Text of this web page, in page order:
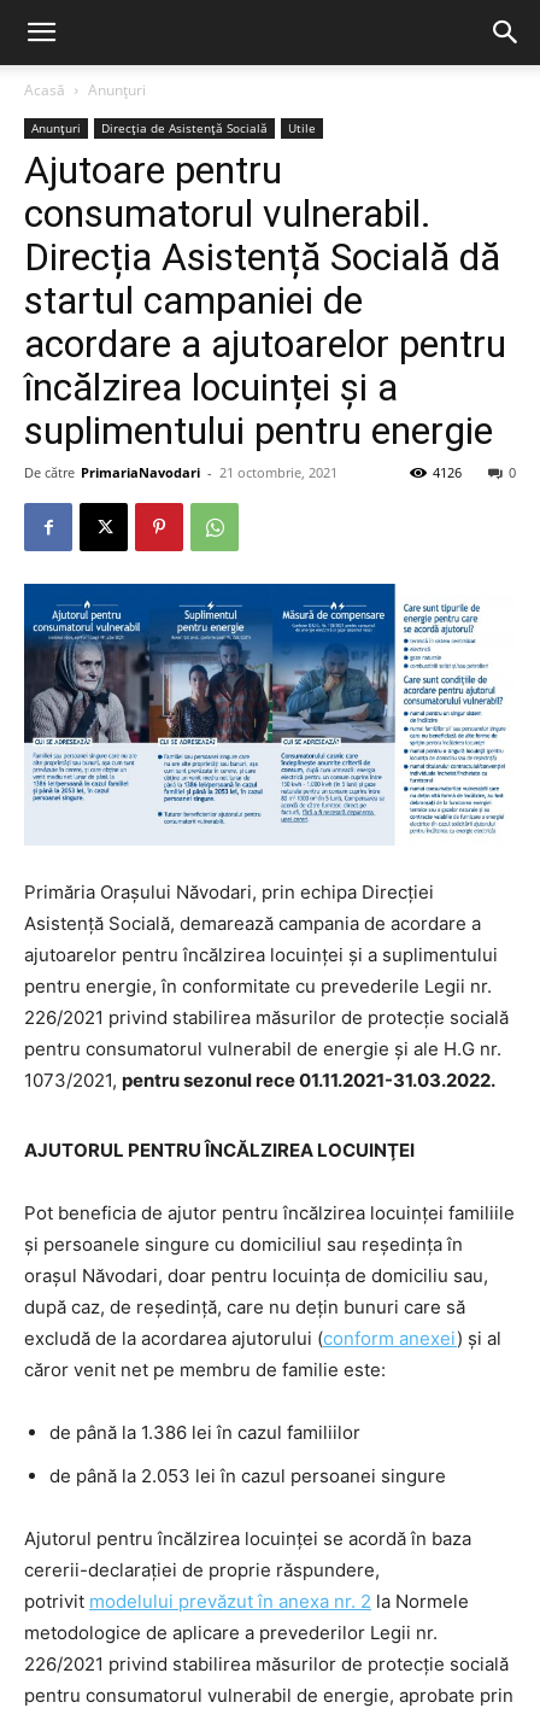
Acasă Anunțuri
Anunțuri Direcția de Asistență Socială Utile
Ajutoare pentru
consumatorul vulnerabil.
Direcția Asistență Socială dă
startul campaniei de
acordare a ajutoarelor pentru
încălzirea locuinței și a
suplimentului pentru energie
De către PrimariaNavodari - 21 octombrie, 2021 0
4126
Primăria Oraşului Năvodari, prin echipa Direcţiei
Asistenţă Socială, demarează campania de acordare a
ajutoarelor pentru încălzirea locuinţei şi a suplimentului
pentru energie, în conformitate cu prevederile Legii nr.
226/2021 privind stabilirea măsurilor de protecţie socială
pentru consumatorul vulnerabil de energie şi ale H.G nr.
1073/2021, pentru sezonul rece 01.11.2021-31.03.2022.
AJUTORUL PENTRU ÎNCĂLZIREA LOCUINŢEI
Pot beneficia de ajutor pentru încălzirea locuinţei familiile
şi persoanele singure cu domiciliul sau reşedinţa în
oraşul Năvodari, doar pentru locuinţa de domiciliu sau,
după caz, de reşedinţă, care nu deţin bunuri care să
excludă de la acordarea ajutorului (conform anexei) şi al
căror venit net pe membru de familie este:
de până la 1.386 lei în cazul familiilor
de până la 2.053 lei în cazul persoanei singure
Ajutorul pentru încălzirea locuinţei se acordă în baza
cererii-declaraţiei de proprie răspundere,
potrivit modelului prevăzut în anexa nr. 2 la Normele
metodologice de aplicare a prevederilor Legii nr.
226/2021 privind stabilirea măsurilor de protecţie socială
pentru consumatorul vulnerabil de energie, aprobate prin